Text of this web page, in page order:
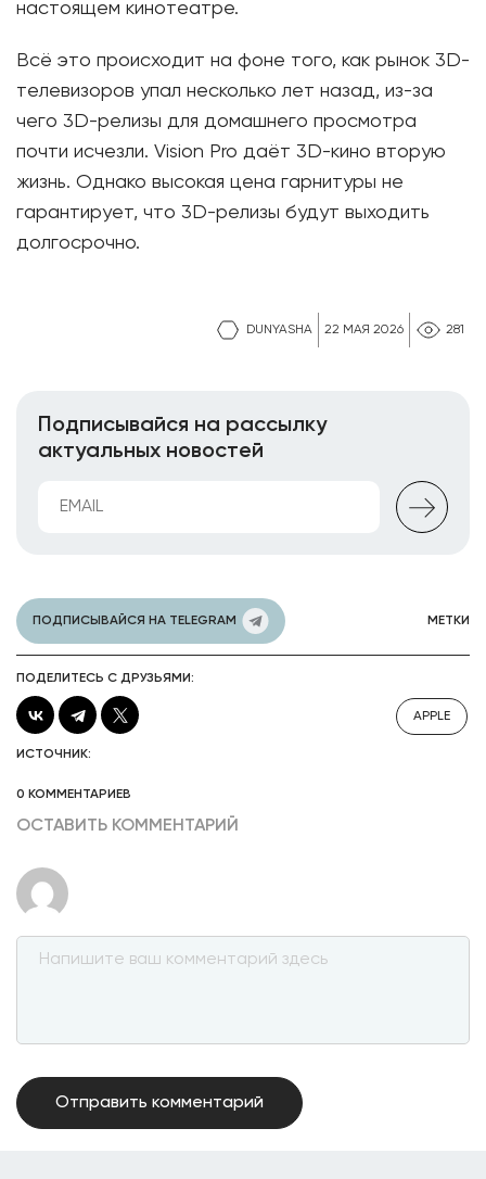
DUNYASHA 22 МАЯ 2026 281
настоящем кинотеатре.
Всё это происходит на фоне того, как рынок 3D-
телевизоров упал несколько лет назад, из-за
чего 3D-релизы для домашнего просмотра
почти исчезли. Vision Pro даёт 3D-кино вторую
жизнь. Однако высокая цена гарнитуры не
гарантирует, что 3D-релизы будут выходить
долгосрочно.
Подписывайся на рассылку
актуальных новостей
ПОДПИСЫВАЙСЯ НА TELEGRAM МЕТКИ
ПОДЕЛИТЕСЬ С ДРУЗЬЯМИ:
APPLE
ИСТОЧНИК:
0 КОММЕНТАРИЕВ
ОСТАВИТЬ КОММЕНТАРИЙ